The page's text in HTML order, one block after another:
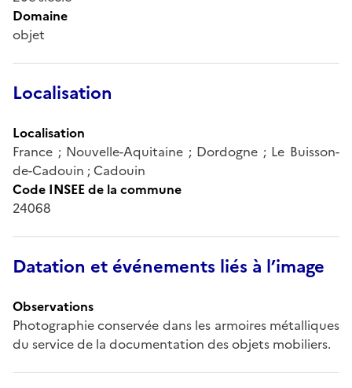
Domaine
objet
Localisation
Localisation
France ; Nouvelle-Aquitaine ; Dordogne ; Le Buisson-
de-Cadouin ; Cadouin
Code INSEE de la commune
24068
Datation et événements liés à l’image
Observations
Photographie conservée dans les armoires métalliques
du service de la documentation des objets mobiliers.